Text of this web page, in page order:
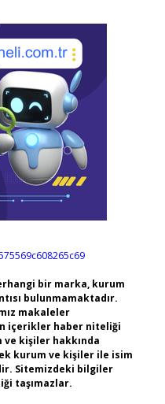
bir marka, kurum
bulunmamaktadır.
makaleler
içerikler haber niteliği
kişiler hakkında
kurum ve kişiler ile isim
Sitemizdeki bilgiler
taşımazlar.